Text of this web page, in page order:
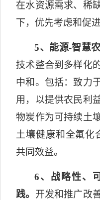
在水资源需求、稀
下，优先考虑和促
5、能源-智慧
技术整合到多样化
中和。包括：致力
用，以提供农民利
物炭作为可持续土
土壤健康和全氟化
共同效益。
6、战略性、
践。 开发和推广改